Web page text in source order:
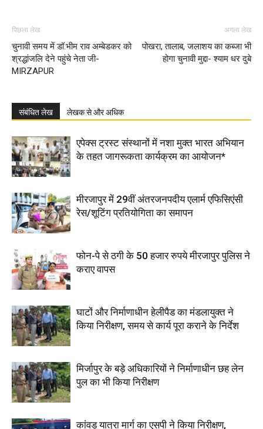
पिछला लेख
चुनावी समय में डॉ.भीम राव अम्बेडकर को
श्रद्धांजलि देने पहुंचे नेता जी-
MIRZAPUR
अगला लेख
पोखरा, तालाब, जलाशय का कब्जा भी
होगा चुनावी मुद्दा- श्याम धर दुबे
संबंधित लेख लेखक से और अधिक
एपेक्स ट्रस्ट संस्थानों में नशा मुक्त भारत अभियान
के तहत जागरूकता कार्यक्रम का आयोजन*
मीरजापुर में 29वीं अंतरजनपदीय एलार्म एफिसिएंसी
रेस/शूटिंग प्रतियोगिता का समापन
फोन-पे से ठगी के 50 हजार रुपये मीरजापुर पुलिस ने
कराए वापस
घाटों और निर्माणाधीन हेलीपैड का मंडलायुक्त ने
किया निरीक्षण, समय से कार्य पूरा कराने के निर्देश
मिर्जापुर के बड़े अधिकारियों ने निर्माणाधीन छह लेन
पुल का भी किया निरीक्षण
कांवड़ यात्रा मार्ग का एसपी ने किया निरीक्षण,